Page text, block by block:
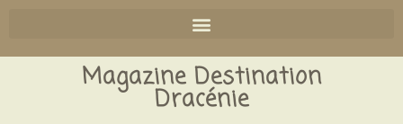
Magazine Destination
Dracénie